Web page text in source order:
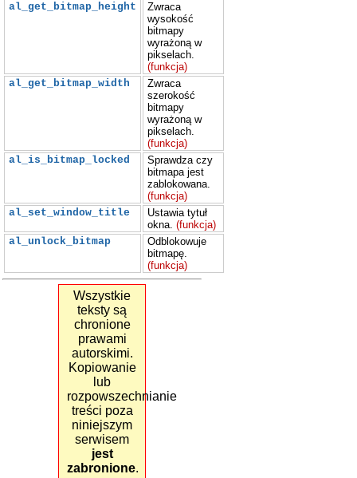
al_get_bitmap_height
Zwraca
wysokość
bitmapy
wyrażoną w
pikselach.
(funkcja)
al_get_bitmap_width
Zwraca
szerokość
bitmapy
wyrażoną w
pikselach.
(funkcja)
al_is_bitmap_locked
Sprawdza czy
bitmapa jest
zablokowana.
(funkcja)
al_set_window_title
Ustawia tytuł
okna. (funkcja)
al_unlock_bitmap
Odblokowuje
bitmapę.
(funkcja)
Wszystkie
teksty są
chronione
prawami
autorskimi.
Kopiowanie
lub
rozpowszechnianie
treści poza
niniejszym
serwisem
jest
zabronione.